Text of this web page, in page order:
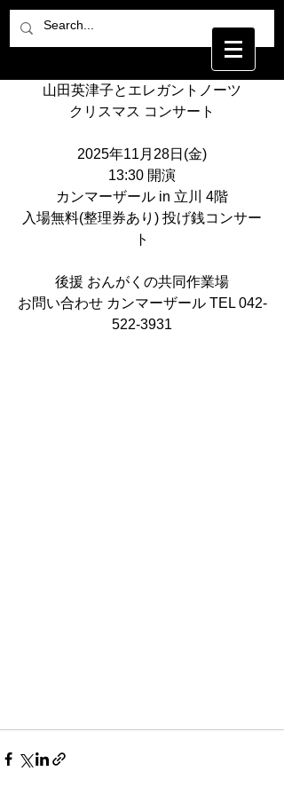
山田英津子とエレガントノーツ
クリスマス コンサート
2025年11月28日(金)
13:30 開演
カンマーザール in 立川 4階
入場無料(整理券あり) 投げ銭コンサー
ト
後援 おんがくの共同作業場
お問い合わせ カンマーザール TEL 042-
522-3931